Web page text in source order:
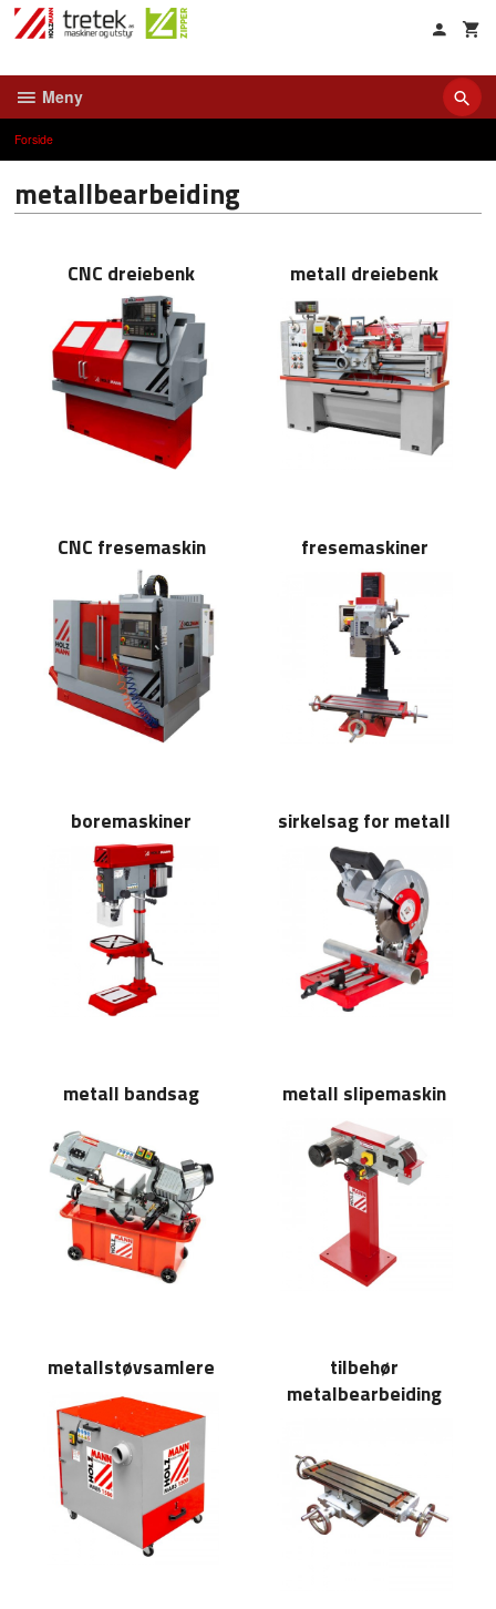
Gå
Meny
Forside
metallbearbeiding
CNC dreiebenk metall dreiebenk
CNC fresemaskin fresemaskiner
boremaskiner sirkelsag for metall
metall bandsag metall slipemaskin
metallstøvsamlere
tilbehør
metalbearbeiding